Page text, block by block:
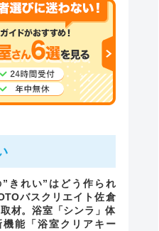
”きれい”はどう作られ
バスクリエイト佐倉
材。浴室「シンラ」体
機能「浴室クリアキー